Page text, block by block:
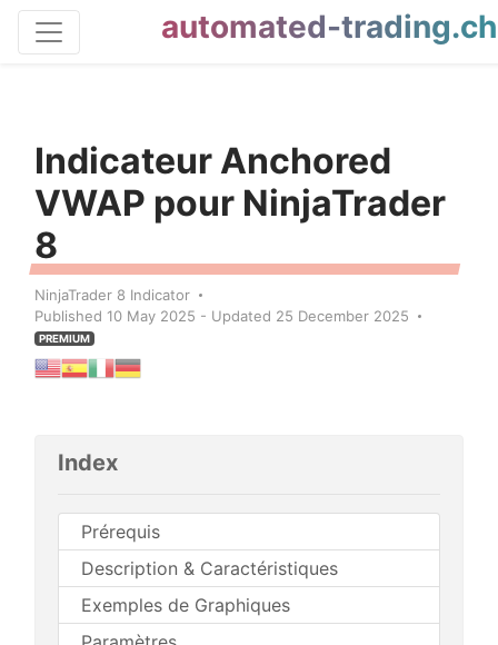
automated-trading.ch
Indicateur Anchored
VWAP pour NinjaTrader
8
NinjaTrader 8 Indicator
Published 10 May 2025 - Updated 25 December 2025
PREMIUM
Index
Prérequis
Description & Caractéristiques
Exemples de Graphiques